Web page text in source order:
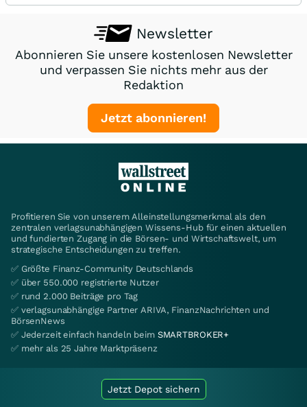
Newsletter
Abonnieren Sie unsere kostenlosen Newsletter
und verpassen Sie nichts mehr aus der
Redaktion
Jetzt abonnieren!
Profitieren Sie von unserem Alleinstellungsmerkmal als den
zentralen verlagsunabhängigen Wissens-Hub für einen aktuellen
und fundierten Zugang in die Börsen- und Wirtschaftswelt, um
strategische Entscheidungen zu treffen.
✅ Größte Finanz-Community Deutschlands
✅ über 550.000 registrierte Nutzer
✅ rund 2.000 Beiträge pro Tag
✅ verlagsunabhängige Partner ARIVA, FinanzNachrichten und
BörsenNews
✅ Jederzeit einfach handeln beim SMARTBROKER+
✅ mehr als 25 Jahre Marktpräsenz
Jetzt Depot sichern